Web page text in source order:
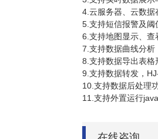
4. 云服务器、云数据
5. 支持短信报警及阈
6. 支持地图显示、查
7. 支持数据曲线分析
8. 支持数据导出表格
9. 支持数据转发，
10. 支持数据后处理
11. 支持外置运行